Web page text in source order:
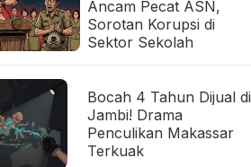
Ancam Pecat ASN,
Sorotan Korupsi di
Sektor Sekolah
Bocah 4 Tahun Dijual di
Jambi! Drama
Penculikan Makassar
Terkuak